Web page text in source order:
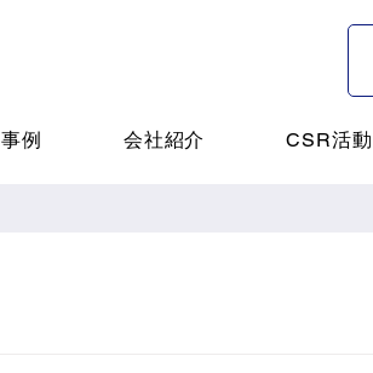
例 会社紹介 CSR活動